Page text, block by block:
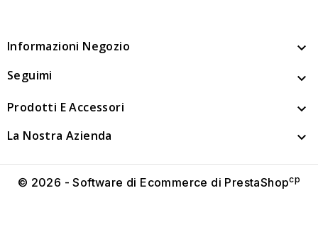
Informazioni Negozio 
Seguimi 
Prodotti E Accessori 
La Nostra Azienda 
© 2026 - Software di Ecommerce di PrestaShopcp